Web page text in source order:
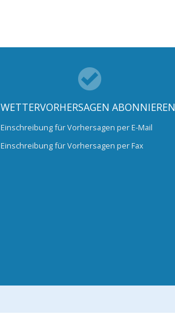
WETTERVORHERSAGEN ABONNIEREN
Einschreibung für Vorhersagen per E-Mail
Einschreibung für Vorhersagen per Fax